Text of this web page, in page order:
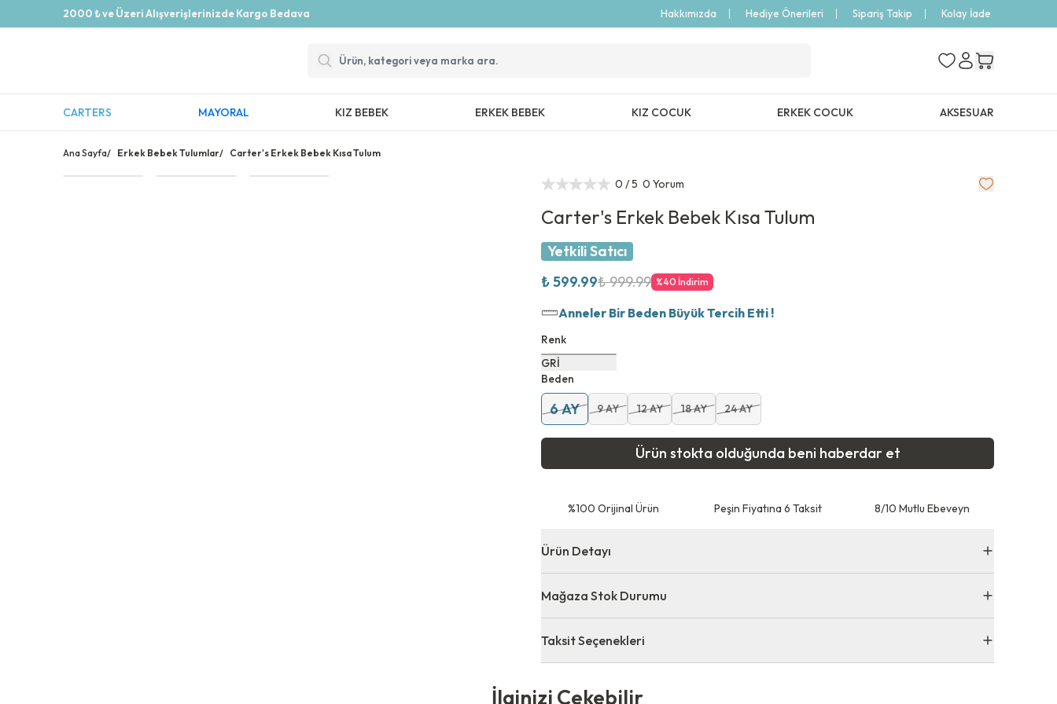
2000 ₺ ve Üzeri Alışverişlerinizde Kargo Bedava Hakkımızda Hediye Önerileri Sipariş Takip Kolay İade
CARTERS MAYORAL KIZ BEBEK ERKEK BEBEK KIZ COCUK ERKEK COCUK AKSESUAR
Ana Sayfa/ Erkek Bebek Tulumlar/ Carter's Erkek Bebek Kısa Tulum
0 / 5 0 Yorum
Carter's Erkek Bebek Kısa Tulum
Yetkili Satıcı
₺ 599.99₺ 999.99 %40 İndirim
Anneler Bir Beden Büyük Tercih Etti !
Renk
GRİ
Beden
6 AY 9 AY 12 AY 18 AY 24 AY
Ürün stokta olduğunda beni haberdar et
⁠%100 Orijinal Ürün Peşin Fiyatına 6 Taksit 8/10 Mutlu Ebeveyn
Ürün Detayı
Mağaza Stok Durumu
Taksit Seçenekleri
İlginizi Çekebilir